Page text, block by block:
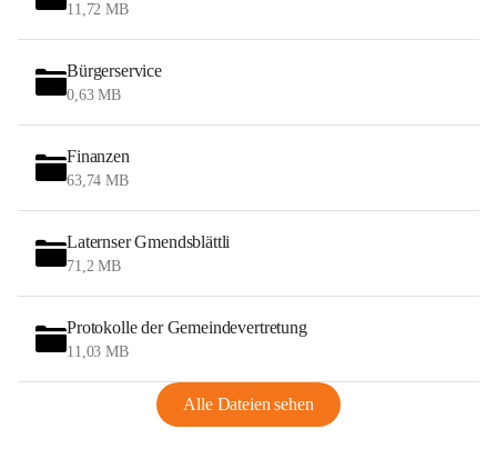
11,72 MB
Bürgerservice
0,63 MB
Finanzen
63,74 MB
Laternser Gmendsblättli
71,2 MB
Protokolle der Gemeindevertretung
11,03 MB
Alle Dateien sehen